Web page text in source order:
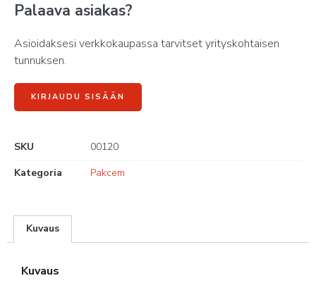
Palaava asiakas?
Asioidaksesi verkkokaupassa tarvitset yrityskohtaisen
tunnuksen.
KIRJAUDU SISÄÄN
SKU
00120
Kategoria
Pakcem
Kuvaus
Kuvaus